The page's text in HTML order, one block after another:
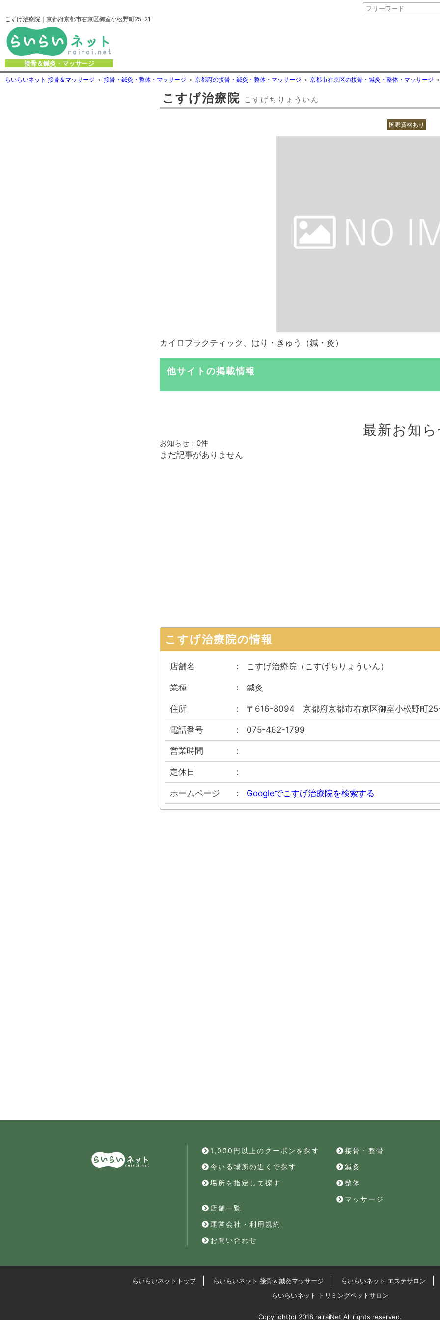
こすげ治療院｜京都府京都市右京区御室小松野町25-21
接骨＆鍼灸・マッサージ
らいらいネット 接骨＆マッサージ 接骨・鍼灸・整体・マッサージ 京都府の接骨・鍼灸・整体・マッサージ 京都市右京区の接骨・鍼灸・整体・マッサージ
こすげ治療院 こすげちりょういん
国家資格あり
カイロプラクティック、はり・きゅう（鍼・灸）
他サイトの掲載情報
最新お知
お知らせ： 0件
まだ記事がありません
こすげ治療院の情報
店舗名 こすげ治療院 （ こすげちりょういん）
業種 鍼灸
住所 〒616-8094 京都府京都市右京区御室小松野町
電話番号 075-462-1799
営業時間
定休日
ホームページ Googleでこすげ治療院を検索する
1,000円以上のクーポンを探す
今いる場所の近くで探す
場所を指定して探す
接骨・整骨
鍼灸
整体
マッサージ
店舗一覧
運営会社・利用規約
お問い合わせ
らいらいネットトップ らいらいネット 接骨＆鍼灸マッサージ
らいらいネット エステサロン
らいらいネット トリミングペットサロン
Copyright(c) 2018 rairaiNet All rights reserved.